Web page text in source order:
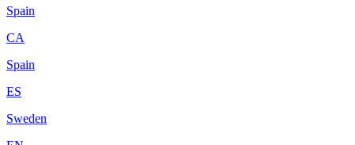
Spain
CA
Spain
ES
Sweden